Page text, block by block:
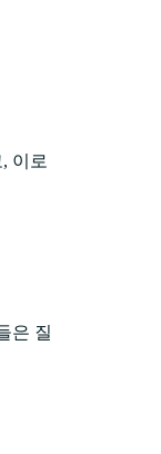
이로
은 질